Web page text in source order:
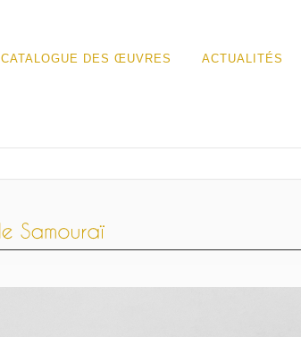
CATALOGUE DES ŒUVRES ACTUALITÉS